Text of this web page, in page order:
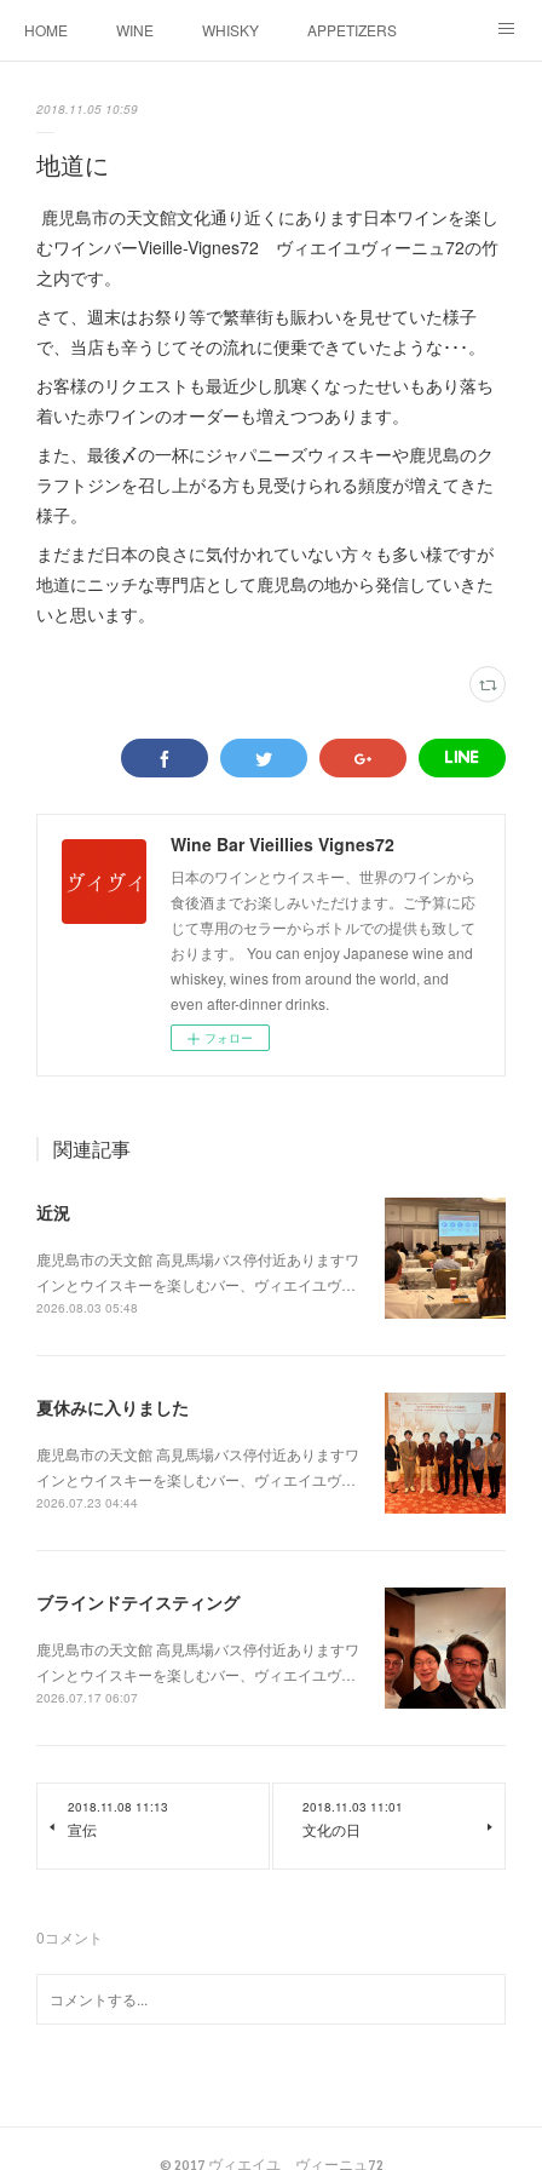
HOME WINE WHISKY APPETIZERS
2018.11.05 10:59
地道に
鹿児島市の天文館文化通り近くにあります日本ワインを楽し
むワインバーVieille-Vignes72 ヴィエイユヴィーニュ72の竹
之内です。
さて、週末はお祭り等で繁華街も賑わいを見せていた様子
で、当店も辛うじてその流れに便乗できていたような･･･。
お客様のリクエストも最近少し肌寒くなったせいもあり落ち
着いた赤ワインのオーダーも増えつつあります。
また、最後〆の一杯にジャパニーズウィスキーや鹿児島のク
ラフトジンを召し上がる方も見受けられる頻度が増えてきた
様子。
まだまだ日本の良さに気付かれていない方々も多い様ですが
地道にニッチな専門店として鹿児島の地から発信していきた
いと思います。
Wine Bar Vieillies Vignes72
日本のワインとウイスキー、世界のワインから
食後酒までお楽しみいただけます。ご予算に応
じて専用のセラーからボトルでの提供も致して
おります。 You can enjoy Japanese wine and
whiskey, wines from around the world, and
even after-dinner drinks.
フォロー
関連記事
近況
鹿児島市の天文館 高見馬場バス停付近ありますワ
インとウイスキーを楽しむバー、ヴィエイユヴ…
2026.08.03 05:48
夏休みに入りました
鹿児島市の天文館 高見馬場バス停付近ありますワ
インとウイスキーを楽しむバー、ヴィエイユヴ…
2026.07.23 04:44
ブラインドテイスティング
鹿児島市の天文館 高見馬場バス停付近ありますワ
インとウイスキーを楽しむバー、ヴィエイユヴ…
2026.07.17 06:07
2018.11.08 11:13
宣伝
2018.11.03 11:01
文化の日
0コメント
© 2017 ヴィエイユ ヴィーニュ72